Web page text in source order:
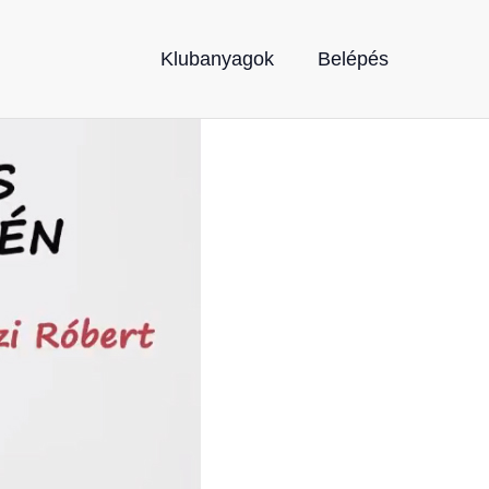
Klubanyagok Belépés